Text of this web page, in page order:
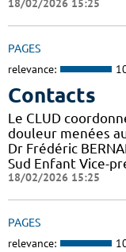
18/02/2026 15:25
PAGES
relevance:
Contacts
Le CLUD
douleur menées
Dr Frédéric
Sud Enfant Vice-
18/02/2026 15:25
PAGES
relevance: